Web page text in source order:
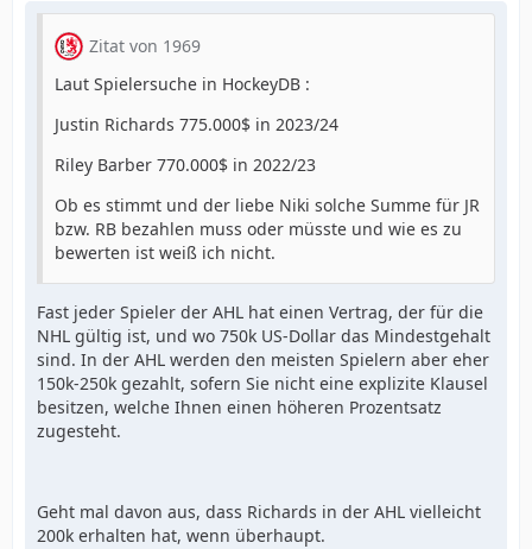
Zitat von 1969
Laut Spielersuche in HockeyDB :
Justin Richards 775.000$ in 2023/24
Riley Barber 770.000$ in 2022/23
Ob es stimmt und der liebe Niki solche Summe für JR
bzw. RB bezahlen muss oder müsste und wie es zu
bewerten ist weiß ich nicht.
Fast jeder Spieler der AHL hat einen Vertrag, der für die
NHL gültig ist, und wo 750k US-Dollar das Mindestgehalt
sind. In der AHL werden den meisten Spielern aber eher
150k-250k gezahlt, sofern Sie nicht eine explizite Klausel
besitzen, welche Ihnen einen höheren Prozentsatz
zugesteht.
Geht mal davon aus, dass Richards in der AHL vielleicht
200k erhalten hat, wenn überhaupt.